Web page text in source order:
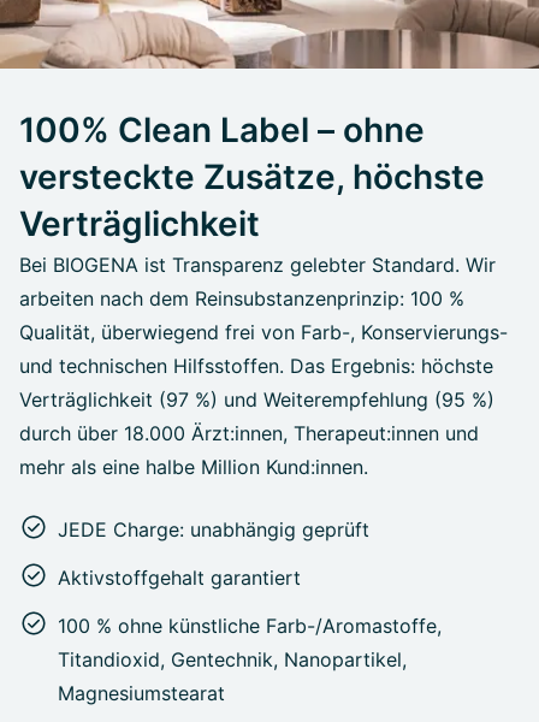
100% Clean Label – ohne
versteckte Zusätze, höchste
Verträglichkeit
Bei BIOGENA ist Transparenz gelebter Standard. Wir
arbeiten nach dem Reinsubstanzenprinzip: 100 %
Qualität, überwiegend frei von Farb-, Konservierungs-
und technischen Hilfsstoffen. Das Ergebnis: höchste
Verträglichkeit (97 %) und Weiterempfehlung (95 %)
durch über 18.000 Ärzt:innen, Therapeut:innen und
mehr als eine halbe Million Kund:innen.
JEDE Charge: unabhängig geprüft
Aktivstoffgehalt garantiert
100 % ohne künstliche Farb-/Aromastoffe,
Titandioxid, Gentechnik, Nanopartikel,
Magnesiumstearat